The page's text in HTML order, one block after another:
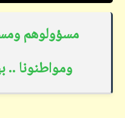
مسؤولوهم
ومواطنونا ..